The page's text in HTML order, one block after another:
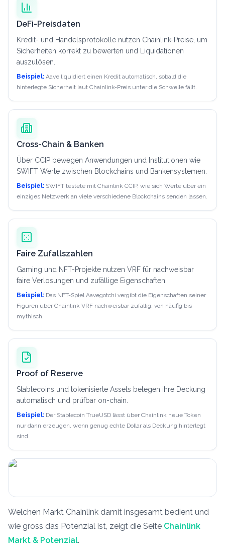
DeFi-Preisdaten
Kredit- und Handelsprotokolle nutzen Chainlink-Preise, um
Sicherheiten korrekt zu bewerten und Liquidationen
auszulösen.
Beispiel: Aave liquidiert einen Kredit automatisch, sobald die
hinterlegte Sicherheit laut Chainlink-Preis unter die Schwelle fällt.
Cross-Chain & Banken
Über CCIP bewegen Anwendungen und Institutionen wie
SWIFT Werte zwischen Blockchains und Bankensystemen.
Beispiel: SWIFT testete mit Chainlink CCIP, wie sich Werte über ein
einziges Netzwerk an viele verschiedene Blockchains senden lassen.
Faire Zufallszahlen
Gaming und NFT-Projekte nutzen VRF für nachweisbar
faire Verlosungen und zufällige Eigenschaften.
Beispiel: Das NFT-Spiel Aavegotchi vergibt die Eigenschaften seiner
Figuren über Chainlink VRF nachweisbar zufällig, von häufig bis
mythisch.
Proof of Reserve
Stablecoins und tokenisierte Assets belegen ihre Deckung
automatisch und prüfbar on-chain.
Beispiel: Der Stablecoin TrueUSD lässt über Chainlink neue Token
nur dann erzeugen, wenn genug echte Dollar als Deckung hinterlegt
sind.
Welchen Markt Chainlink damit insgesamt bedient und
wie gross das Potenzial ist, zeigt die Seite Chainlink
Markt & Potenzial.